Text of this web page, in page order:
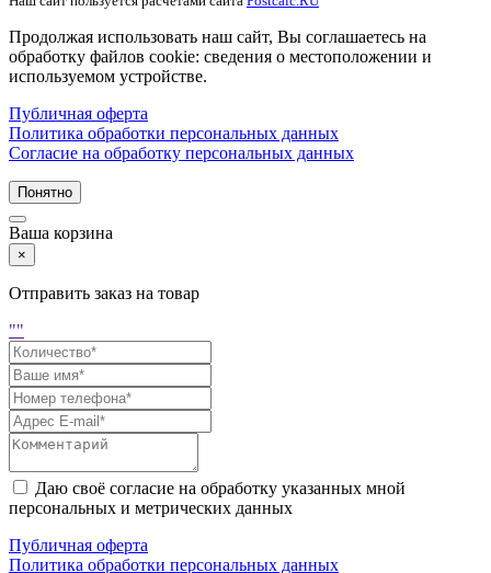
Продолжая использовать наш сайт, Вы соглашаетесь на
обработку файлов cookie: сведения о местоположении и
используемом устройстве.
Публичная оферта
Политика обработки персональных данных
Согласие на обработку персональных данных
Понятно
Ваша корзина
×
Отправить заказ на товар
""
Даю своё согласие на обработку указанных мной
персональных и метрических данных
Публичная оферта
Политика обработки персональных данных